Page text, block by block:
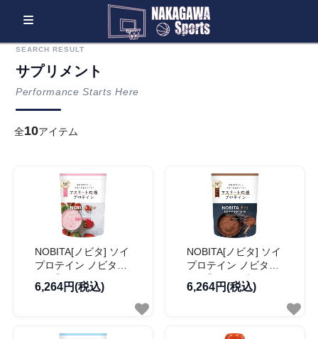
SEARCH RESULT
サプリメント
Performance Starts Here
全10アイテム
NOBITA[ノビタ] ソイ
プロテイン ノビタ
Pro「いちごミルク
味」【FD0008】
6,264円(税込)
NOBITA[ノビタ] ソイ
プロテイン ノビタ
Pro「ココア味」
【FD0008】
6,264円(税込)